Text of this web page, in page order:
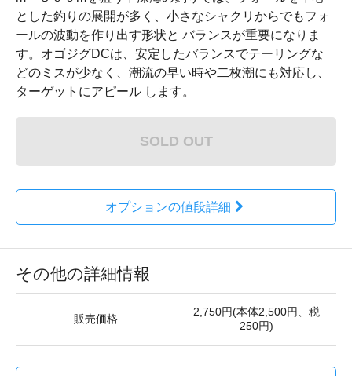
とした釣りの展開が多く、小さなシャクリからでもフォ
ールの波動を作り出す形状と バランスが重要になりま
す。オゴジグDCは、安定したバランスでテーリングな
どのミスが少なく、潮流の早い時や二枚潮にも対応し、
ターゲットにアピール します。
SOLD OUT
オプションの値段詳細
その他の詳細情報
販売価格
2,750円(本体2,500円、税
250円)